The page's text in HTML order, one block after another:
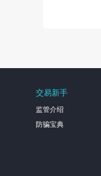
交易新手
监管介绍
防骗宝典